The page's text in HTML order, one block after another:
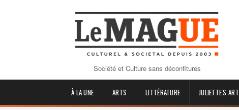
Société et Culture sans déconfitures
À LA UNE ARTS LITTÉRATURE JULIETTE'S ART